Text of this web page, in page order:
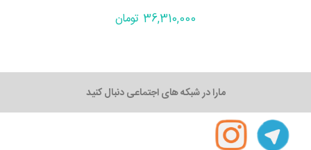
36,310,000 تومان
مارا در شبکه های اجتماعی دنبال کنید